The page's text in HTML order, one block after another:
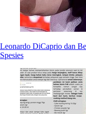
Leonardo DiCaprio dan
Spesies